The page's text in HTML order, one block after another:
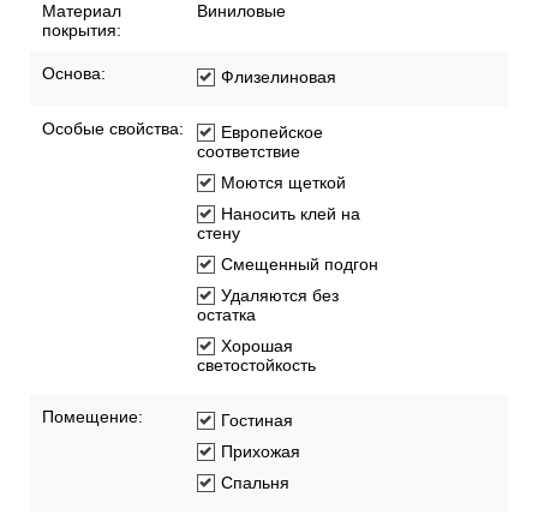
Материал
покрытия:
Виниловые
Основа: Флизелиновая
Особые свойства:
Европейское
соответствие
Моются щеткой
Наносить клей на
стену
Смещенный подгон
Удаляются без
остатка
Хорошая
светостойкость
Помещение:
Гостиная
Прихожая
Спальня